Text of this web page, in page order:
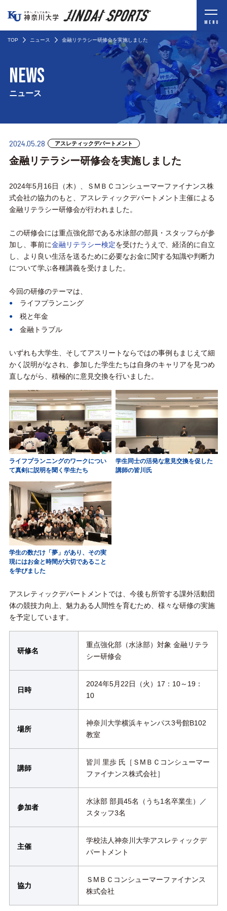
MENU
TOP ニュース 金融リテラシー研修会を実施しました
NEWS
ニュース
2024.05.28 アスレティックデパートメント
金融リテラシー研修会を実施しました
2024年5月16日（木）、ＳМＢＣコンシューマーファイナンス株
式会社の協力のもと、アスレティックデパートメント主催による
金融リテラシー研修会が行われました。
この研修会には重点強化部である水泳部の部員・スタッフらが参
加し、事前に金融リテラシー検定を受けたうえで、経済的に自立
し、より良い生活を送るために必要なお金に関する知識や判断力
について学ぶ各種講義を受けました。
今回の研修のテーマは、
ライフプランニング
税と年金
金融トラブル
いずれも大学生、そしてアスリートならではの事例もまじえて細
かく説明がなされ、参加した学生たちは自身のキャリアを見つめ
直しながら、積極的に意見交換を行いました。
ライフプランニングのワークについ
て真剣に説明を聞く学生たち
学生同士の活発な意見交換を促した
講師の皆川氏
学生の数だけ「夢」があり、その実
現にはお金と時間が大切であること
を学びました
アスレティックデパートメントでは、今後も所管する課外活動団
体の競技力向上、魅力ある人間性を育むため、様々な研修の実施
を予定しています。
研修名
重点強化部（水泳部）対象 金融リテラ
シー研修会
日時
2024年5月22日（火）17：10～19：
10
場所
神奈川大学横浜キャンパス3号館B102
教室
講師
皆川 里歩 氏［ＳМＢＣコンシューマー
ファイナンス株式会社］
参加者
水泳部 部員45名（うち1名卒業生）／
スタッフ3名
主催
学校法人神奈川大学アスレティックデ
パートメント
協力
ＳМＢＣコンシューマーファイナンス
株式会社